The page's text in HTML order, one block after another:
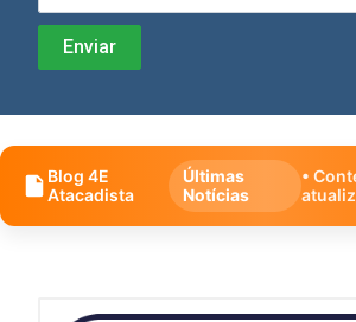
Blog 4E
Atacadista
Últimas
Notícias
•